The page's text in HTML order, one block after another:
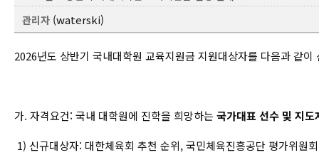
관리자(waterski)
2026년도 상반기 국내대학원 교육지원금 지원대상자를 다음과 같이
가. 자격요건: 국내 대학원에 진학을 희망하는 국가대표 선수 및 지도
1) 신규대상자: 대한체육회 추천 순위, 국민체육진흥공단 평가위원